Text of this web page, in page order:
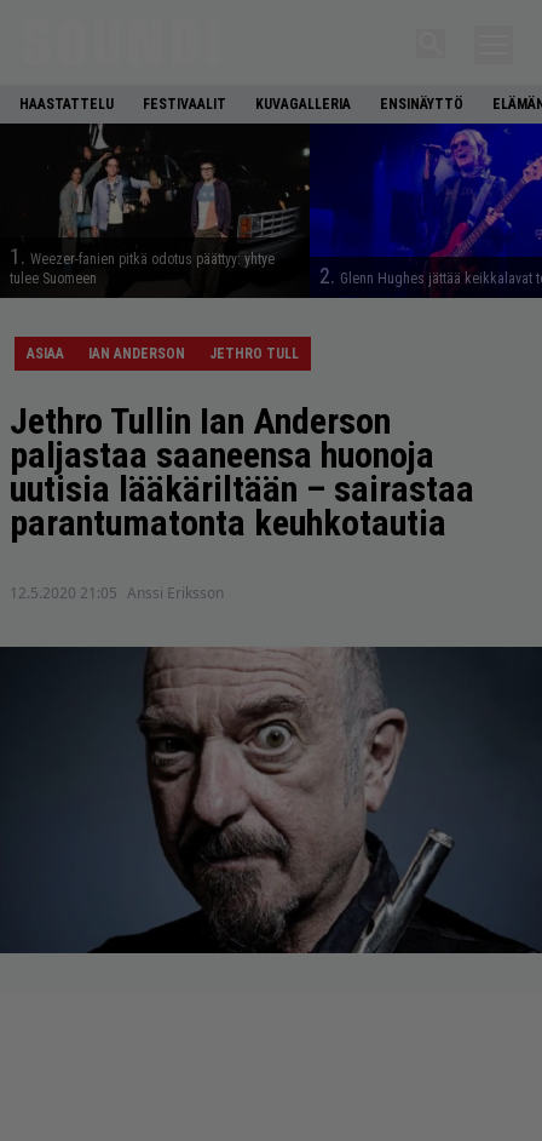
HAASTATTELU FESTIVAALIT KUVAGALLERIA ENSINÄYTTÖ
1. Weezer-fanien pitkä odotus päättyy: yhtye
tulee Suomeen
2. Glenn Hughes jättää keikkalavat
ASIAA IAN ANDERSON JETHRO TULL
Jethro Tullin Ian Anderson
paljastaa saaneensa huonoja
uutisia lääkäriltään – sairastaa
parantumatonta keuhkotautia
12.5.2020 21:05 Anssi Eriksson